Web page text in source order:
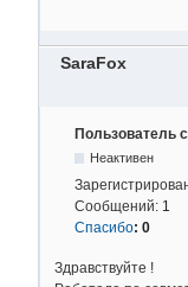
SaraFox
Пользователь
Неактивен
Сообщений: 1
Спасибо: 0
Здравствуйте !